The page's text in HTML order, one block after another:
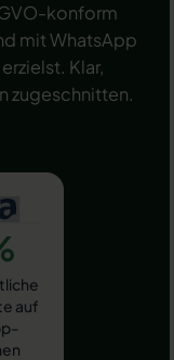
konform
mit WhatsApp
Klar,
zugeschnitten.
auf